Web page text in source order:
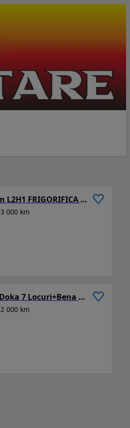
Ford Transit Custom L2H1 FRIGORIFICA Refrigerare / Congelare
000 km
Opel New Movano Doka 7 Locuri+Bena L=3.20m
000 km